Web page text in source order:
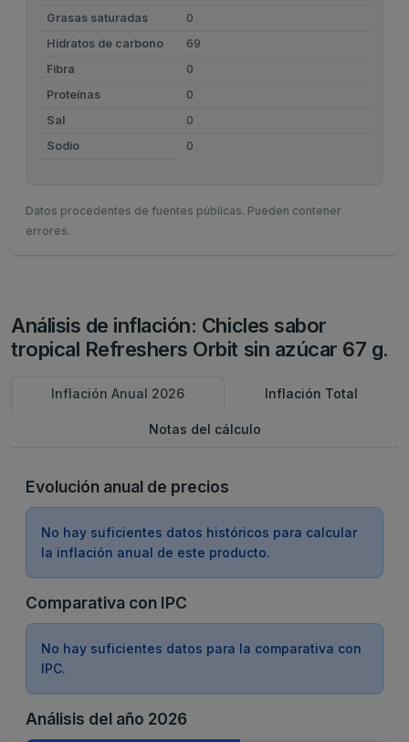
Grasas saturadas
0
Hidratos de carbono
69
Fibra
0
Proteínas
0
Sal
0
Sodio
0
Datos procedentes de fuentes públicas. Pueden contener
errores.
Análisis de inflación: Chicles sabor
tropical Refreshers Orbit sin azúcar 67 g.
Inflación Anual 2026 Inflación Total
Notas del cálculo
Evolución anual de precios
No hay suficientes datos históricos para calcular
la inflación anual de este producto.
Comparativa con IPC
No hay suficientes datos para la comparativa con
IPC.
Análisis del año 2026